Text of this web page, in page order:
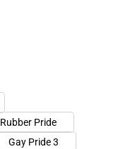
Rubber Pride
Gay Pride 3